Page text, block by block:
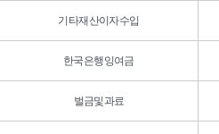
기타재산이자수입
한국은행잉여금
벌금및과료